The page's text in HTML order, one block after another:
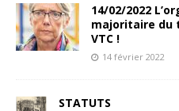
14/02/2022
majoritaire du
VTC !
14 février 2022
STATUTS